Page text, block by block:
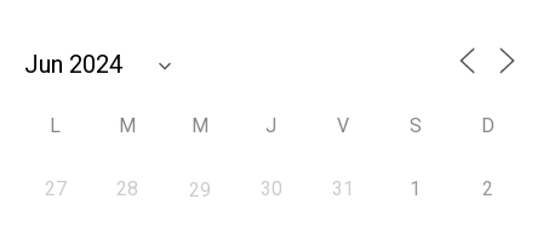
L M M J V S D
27 28 29 30 31 1 2